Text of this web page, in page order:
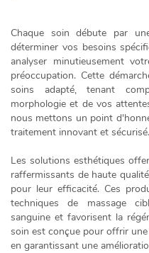
Chaque soin débute par
déterminer vos besoins
analyser minutieusement
préoccupation. Cette
soins adapté, tenant
morphologie et de vos
nous mettons un point
traitement innovant et sécurisé.
Les solutions esthétiques
raffermissants de haute
pour leur efficacité. Ces
techniques de massage
sanguine et favorisent la
soin est conçue pour offrir une
en garantissant une